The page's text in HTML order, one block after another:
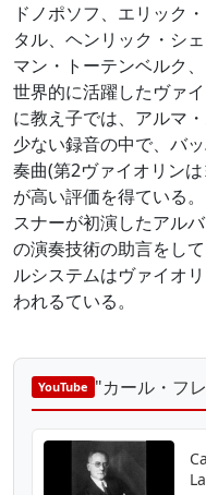
ドノポソフ、エリック
タル、ヘンリック・シ
マン・トーテンベルク
世界的に活躍したヴァ
に教え子では、アルマ
少ない録音の中で、バ
奏曲(第2ヴァイオリン
が高い評価を得ている
スナーが初演したアル
の演奏技術の助言をし
ルシステムはヴァイオ
われるている。
YouTube "カール・フ